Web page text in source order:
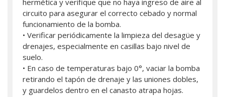
hermética y verifique que no haya ingreso de aire al
circuito para asegurar el correcto cebado y normal
funcionamiento de la bomba.
• Verificar periódicamente la limpieza del desagüe y
drenajes, especialmente en casillas bajo nivel de
suelo.
• En caso de temperaturas bajo 0°, vaciar la bomba
retirando el tapón de drenaje y las uniones dobles,
y guardelos dentro en el canasto atrapa hojas.